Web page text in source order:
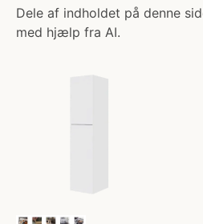
Dele af indholdet på denne
med hjælp fra AI.